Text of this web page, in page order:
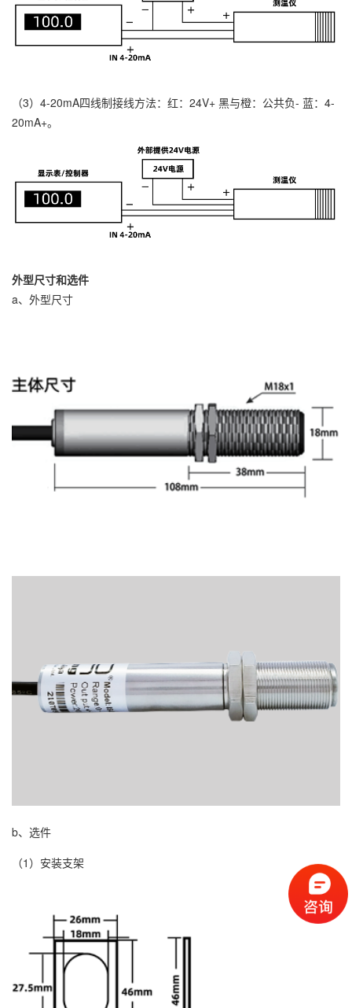
（3）4-20mA四线制接线方法：红：24V+ 黑与橙：公共负- 蓝：4-
20mA+。
外型尺寸和选件
a、外型尺寸
b、选件
（1）安装支架